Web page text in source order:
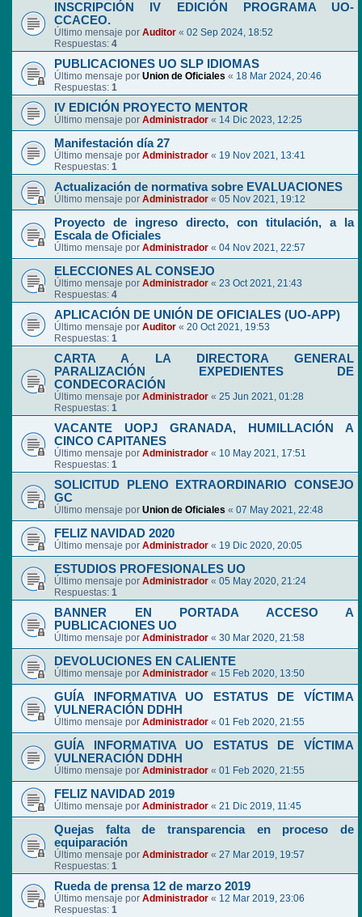
INSCRIPCIÓN IV EDICIÓN PROGRAMA UO-
CCACEO.
Último mensaje por Auditor « 02 Sep 2024, 18:52
Respuestas: 4
PUBLICACIONES UO SLP IDIOMAS
Último mensaje por Union de Oficiales « 18 Mar 2024, 20:46
Respuestas: 1
IV EDICIÓN PROYECTO MENTOR
Último mensaje por Administrador « 14 Dic 2023, 12:25
Manifestación día 27
Último mensaje por Administrador « 19 Nov 2021, 13:41
Respuestas: 1
Actualización de normativa sobre EVALUACIONES
Último mensaje por Administrador « 05 Nov 2021, 19:12
Proyecto de ingreso directo, con titulación, a la
Escala de Oficiales
Último mensaje por Administrador « 04 Nov 2021, 22:57
ELECCIONES AL CONSEJO
Último mensaje por Administrador « 23 Oct 2021, 21:43
Respuestas: 4
APLICACIÓN DE UNIÓN DE OFICIALES (UO-APP)
Último mensaje por Auditor « 20 Oct 2021, 19:53
Respuestas: 1
CARTA A LA DIRECTORA GENERAL
PARALIZACIÓN EXPEDIENTES DE
CONDECORACIÓN
Último mensaje por Administrador « 25 Jun 2021, 01:28
Respuestas: 1
VACANTE UOPJ GRANADA, HUMILLACIÓN A
CINCO CAPITANES
Último mensaje por Administrador « 10 May 2021, 17:51
Respuestas: 1
SOLICITUD PLENO EXTRAORDINARIO CONSEJO
GC
Último mensaje por Union de Oficiales « 07 May 2021, 22:48
FELIZ NAVIDAD 2020
Último mensaje por Administrador « 19 Dic 2020, 20:05
ESTUDIOS PROFESIONALES UO
Último mensaje por Administrador « 05 May 2020, 21:24
Respuestas: 1
BANNER EN PORTADA ACCESO A
PUBLICACIONES UO
Último mensaje por Administrador « 30 Mar 2020, 21:58
DEVOLUCIONES EN CALIENTE
Último mensaje por Administrador « 15 Feb 2020, 13:50
GUÍA INFORMATIVA UO ESTATUS DE VÍCTIMA
VULNERACIÓN DDHH
Último mensaje por Administrador « 01 Feb 2020, 21:55
GUÍA INFORMATIVA UO ESTATUS DE VÍCTIMA
VULNERACIÓN DDHH
Último mensaje por Administrador « 01 Feb 2020, 21:55
FELIZ NAVIDAD 2019
Último mensaje por Administrador « 21 Dic 2019, 11:45
Quejas falta de transparencia en proceso de
equiparación
Último mensaje por Administrador « 27 Mar 2019, 19:57
Respuestas: 1
Rueda de prensa 12 de marzo 2019
Último mensaje por Administrador « 12 Mar 2019, 23:06
Respuestas: 1